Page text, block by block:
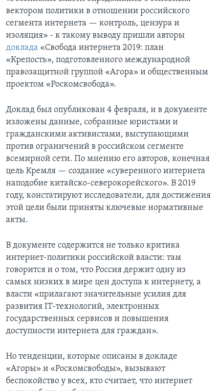
вектором политики в отношении российского
сегмента интернета — контроль, цензура и
изоляция» - к такому выводу пришли авторы
доклада «Свобода интернета 2019: план
«Крепость», подготовленного международной
правозащитной группой «Агора» и общественным
проектом «Роскомсвобода».
Доклад был опубликован 4 февраля, и в документе
изложены данные, собранные юристами и
гражданскими активистами, выступающими
против ограничений в российском сегменте
всемирной сети. По мнению его авторов, конечная
цель Кремля — создание «суверенного интернета
наподобие китайско-северокорейского». В 2019
году, констатируют исследователи, для достижения
этой цели были приняты ключевые нормативные
акты.
В документе содержится не только критика
интернет-политики российской власти: там
говорится и о том, что Россия держит одну из
самых низких в мире цен доступа к интернету, а
власти «прилагают значительные усилия для
развития IT-технологий, электронных
государственных сервисов и повышения
доступности интернета для граждан».
Но тенденции, которые описаны в докладе
«Агоры» и «Роскомсвободы», вызывают
беспокойство у всех, кто считает, что интернет